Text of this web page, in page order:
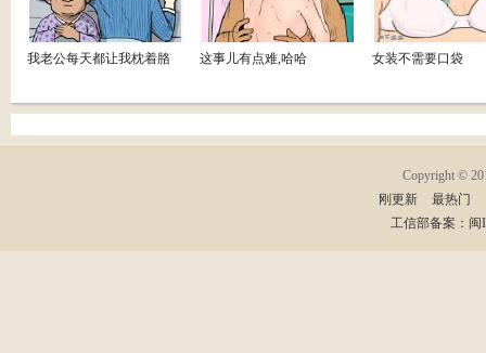
我老公每天都让我枕着胳 这事儿有点难,哈哈 女装不需要口袋
Copyright ©
刚更新
最热门
工信部备案：闽